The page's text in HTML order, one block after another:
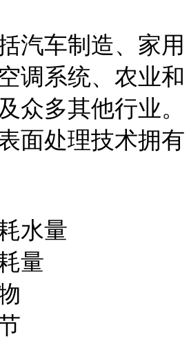
汽车制造、家用
调系统、农业和
众多其他行业。
面处理技术拥有
水量
量